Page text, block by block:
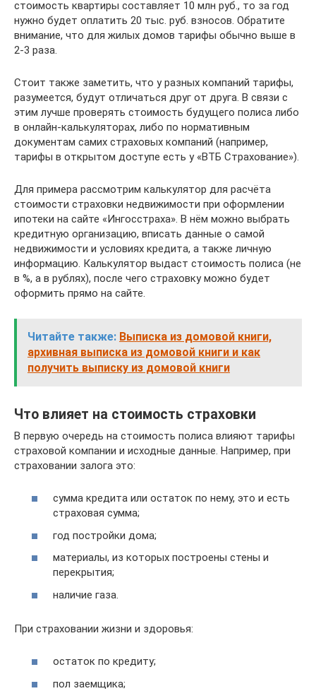
стоимость квартиры составляет 10 млн руб., то за год
нужно будет оплатить 20 тыс. руб. взносов. Обратите
внимание, что для жилых домов тарифы обычно выше в
2-3 раза.
Стоит также заметить, что у разных компаний тарифы,
разумеется, будут отличаться друг от друга. В связи с
этим лучше проверять стоимость будущего полиса либо
в онлайн-калькуляторах, либо по нормативным
документам самих страховых компаний (например,
тарифы в открытом доступе есть у «ВТБ Страхование»).
Для примера рассмотрим калькулятор для расчёта
стоимости страховки недвижимости при оформлении
ипотеки на сайте «Ингосстраха». В нём можно выбрать
кредитную организацию, вписать данные о самой
недвижимости и условиях кредита, а также личную
информацию. Калькулятор выдаст стоимость полиса (не
в %, а в рублях), после чего страховку можно будет
оформить прямо на сайте.
Читайте также: Выписка из домовой книги,
архивная выписка из домовой книги и как
получить выписку из домовой книги
Что влияет на стоимость страховки
В первую очередь на стоимость полиса влияют тарифы
страховой компании и исходные данные. Например, при
страховании залога это:
сумма кредита или остаток по нему, это и есть
страховая сумма;
год постройки дома;
материалы, из которых построены стены и
перекрытия;
наличие газа.
При страховании жизни и здоровья:
остаток по кредиту;
пол заемщика;